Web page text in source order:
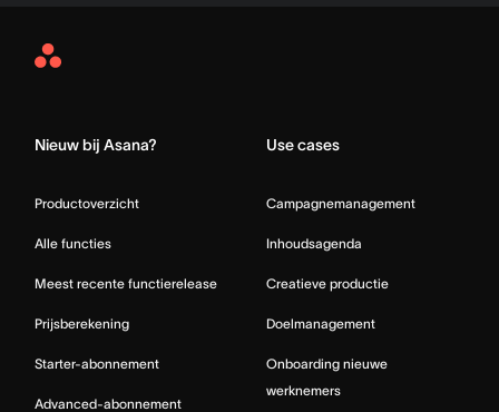
Asana
Nieuw bij Asana?
Productoverzicht
Alle functies
Meest recente functierelease
Prijsberekening
Starter-abonnement
Advanced-abonnement
Use cases
Campagnemanagement
Inhoudsagenda
Creatieve productie
Doelmanagement
Onboarding nieuwe
werknemers